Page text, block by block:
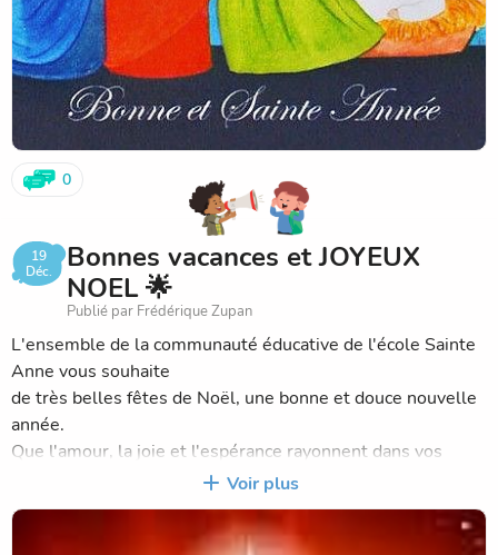
0
19
Déc.
Bonnes vacances et JOYEUX
NOEL 🌟
Publié par Frédérique Zupan
L'ensemble de la communauté éducative de l'école Sainte
Anne vous souhaite
de très belles fêtes de Noël, une bonne et douce nouvelle
année.
Que l'amour, la joie et l'espérance rayonnent dans vos
Voir plus